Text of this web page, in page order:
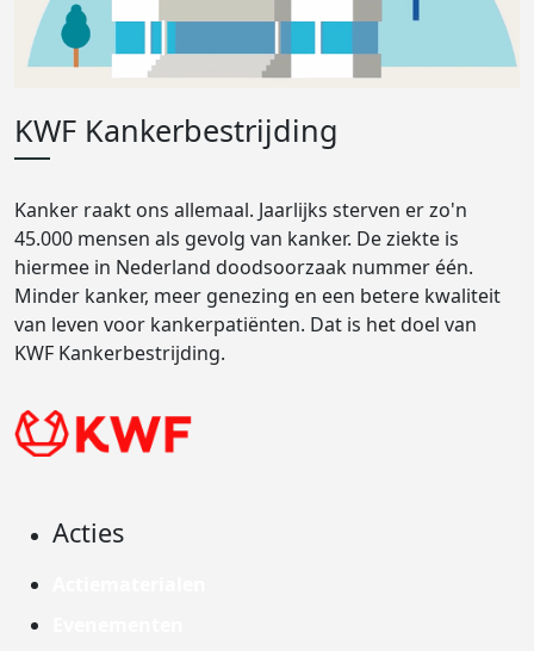
KWF Kankerbestrijding
Kanker raakt ons allemaal. Jaarlijks sterven er zo'n
45.000 mensen als gevolg van kanker. De ziekte is
hiermee in Nederland doodsoorzaak nummer één.
Minder kanker, meer genezing en een betere kwaliteit
van leven voor kankerpatiënten. Dat is het doel van
KWF Kankerbestrijding.
Acties